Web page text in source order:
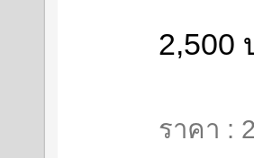
2,500
ราคา :